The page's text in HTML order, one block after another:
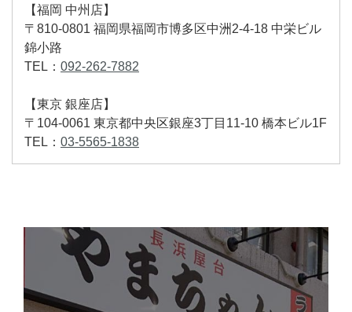
【福岡 中州店】
〒810-0801 福岡県福岡市博多区中洲2-4-18 中栄ビル
錦小路
TEL： 092-262-7882
【東京 銀座店】
〒104-0061 東京都中央区銀座3丁目11-10 橋本ビル1F
TEL： 03-5565-1838